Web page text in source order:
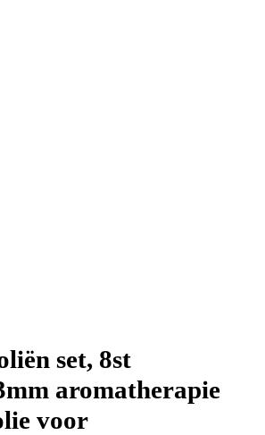
set, 8st
aromatherapie
voor